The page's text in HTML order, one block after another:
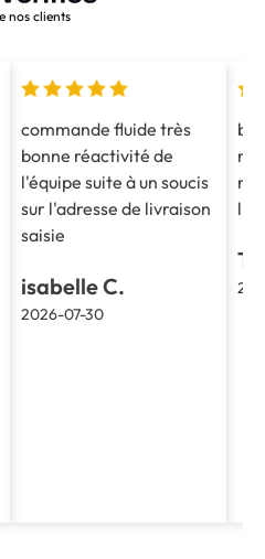
nos clients
commande fluide très
bonne réactivité de
l'équipe suite à un soucis
sur l'adresse de livraison
saisie
isabelle C.
2026-07-30